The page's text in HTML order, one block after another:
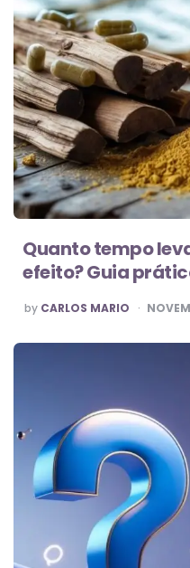
Quanto tempo
efeito? Guia
POSTED
BY
by CARLOS MARIO